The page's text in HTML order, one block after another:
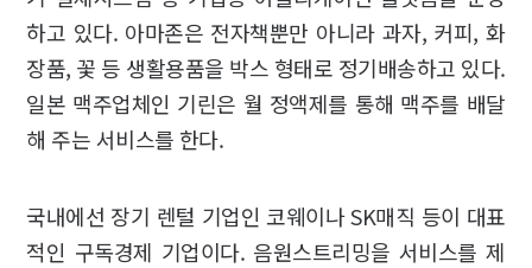
하고 있다. 아마존은 전자책뿐만 아니라 과자, 커피, 화
장품, 꽃 등 생활용품을 박스 형태로 정기배송하고 있다.
일본 맥주업체인 기린은 월 정액제를 통해 맥주를 배달
해 주는 서비스를 한다.
국내에선 장기 렌털 기업인 코웨이나 SK매직 등이 대표
적인 구독경제 기업이다. 음원스트리밍을 서비스를 제